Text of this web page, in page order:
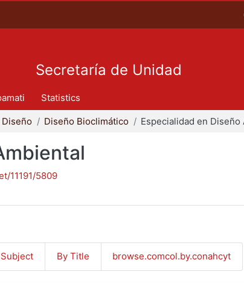
Secretaría de Unidad
Statistics
Diseño Bioclimático
11191/5809
By Title browse.comcol.by.conahcyt